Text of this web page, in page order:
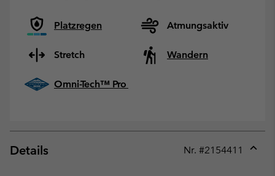
Platzregen Atmungsaktiv
Stretch Wandern
Omni-Tech™ Pro
Details Nr. #2154411